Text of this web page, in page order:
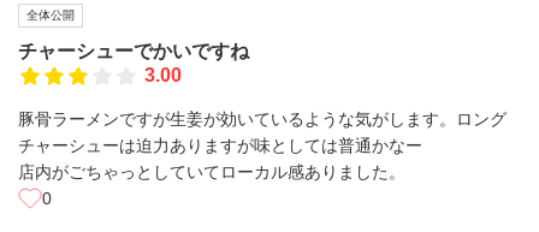
全体公開
チャーシューでかいですね
3.00
豚骨ラーメンですが生姜が効いているような気がします。ロング
チャーシューは迫力ありますが味としては普通かなー
店内がごちゃっとしていてローカル感ありました。
0